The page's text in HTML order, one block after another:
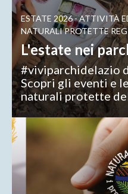
ESTATE 2026 - ATTIVITÀ
NATURALI PROTETTE
L'estate nei
#viviparchidelazio
Scopri gli eventi e
naturali protette